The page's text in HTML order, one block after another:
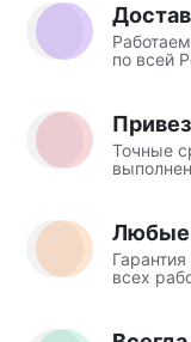
Работаем
по всей
Точные
Любые
всех